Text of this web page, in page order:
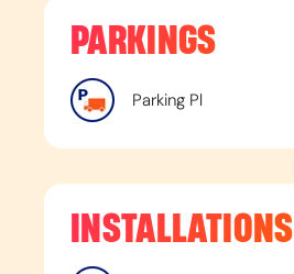
PARKINGS
Parking Pl
INSTALLATIONS